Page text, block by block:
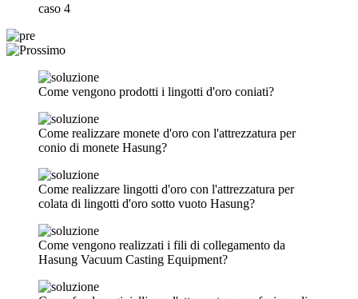
caso 4
Come vengono prodotti i lingotti d'oro coniati?
Come realizzare monete d'oro con l'attrezzatura per
conio di monete Hasung?
Come realizzare lingotti d'oro con l'attrezzatura per
colata di lingotti d'oro sotto vuoto Hasung?
Come vengono realizzati i fili di collegamento da
Hasung Vacuum Casting Equipment?